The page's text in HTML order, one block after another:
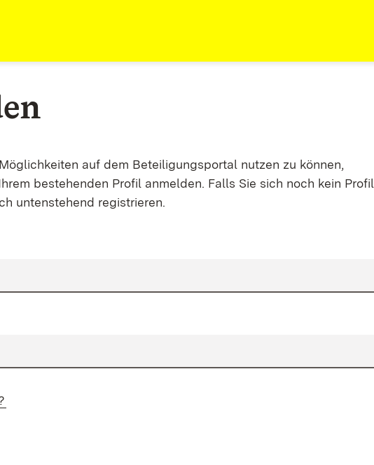
auf dem Beteiligungsportal nutzen zu können,
bestehenden Profil anmelden. Falls Sie sich noch kein Profil
untenstehend registrieren.